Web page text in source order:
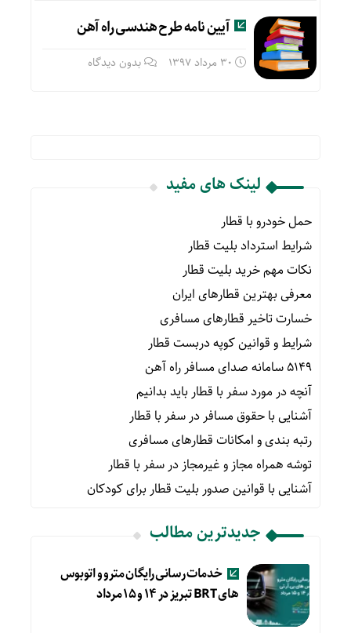
آیین نامه طرح هندسی راه آهن
30 مرداد 1397 بدون دیدگاه
لینک های مفید
حمل خودرو با قطار
شرایط استرداد بلیت قطار
نکات مهم خرید بلیت قطار
معرفی بهترین قطارهای ایران
خسارت تاخیر قطارهای مسافری
شرایط و قوانین کوپه دربست قطار
۵۱۴۹ سامانه صدای مسافر راه آهن
آنچه در مورد سفر با قطار باید بدانیم
آشنایی با حقوق مسافر در سفر با قطار
رتبه بندی و امکانات قطارهای مسافری
توشه همراه مجاز و غیرمجاز در سفر با قطار
آشنایی با قوانین صدور بلیت قطار برای کودکان
جدیدترین مطالب
خدمات رسانی رایگان مترو و اتوبوس
های BRT تبریز در ۱۴ و ۱۵ مرداد